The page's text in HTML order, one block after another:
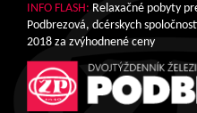
INFO FLASH: Relaxačné pobyty
Podbrezová, dcérskych
2018 za zvýhodnené ceny